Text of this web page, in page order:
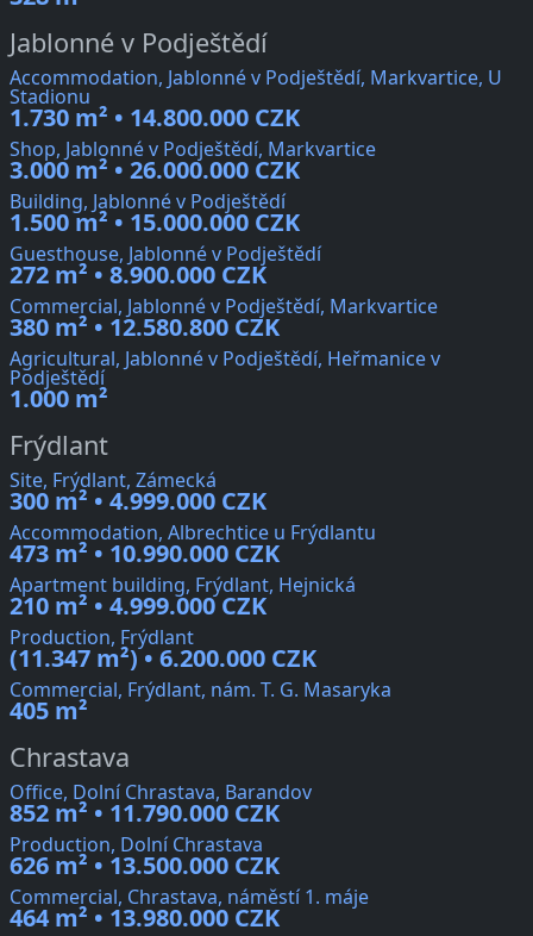
Jablonné v Podještědí
Accommodation, Jablonné v Podještědí, Markvartice, U
Stadionu
1.730 m² • 14.800.000 CZK
Shop, Jablonné v Podještědí, Markvartice
3.000 m² • 26.000.000 CZK
Building, Jablonné v Podještědí
1.500 m² • 15.000.000 CZK
Guesthouse, Jablonné v Podještědí
272 m² • 8.900.000 CZK
Commercial, Jablonné v Podještědí, Markvartice
380 m² • 12.580.800 CZK
Agricultural, Jablonné v Podještědí, Heřmanice v
Podještědí
1.000 m²
Frýdlant
Site, Frýdlant, Zámecká
300 m² • 4.999.000 CZK
Accommodation, Albrechtice u Frýdlantu
473 m² • 10.990.000 CZK
Apartment building, Frýdlant, Hejnická
210 m² • 4.999.000 CZK
Production, Frýdlant
(11.347 m²) • 6.200.000 CZK
Commercial, Frýdlant, nám. T. G. Masaryka
405 m²
Chrastava
Office, Dolní Chrastava, Barandov
852 m² • 11.790.000 CZK
Production, Dolní Chrastava
626 m² • 13.500.000 CZK
Commercial, Chrastava, náměstí 1. máje
464 m² • 13.980.000 CZK